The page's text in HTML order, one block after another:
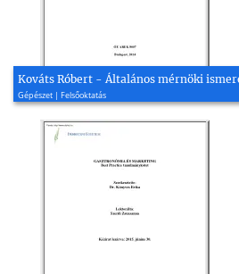
Kováts Róbert - Általános mérnöki
Gépészet | Felsőoktatás